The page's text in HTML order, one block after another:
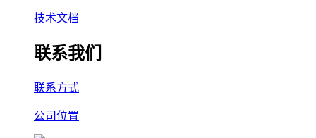
技术文档
联系我们
联系方式
公司位置